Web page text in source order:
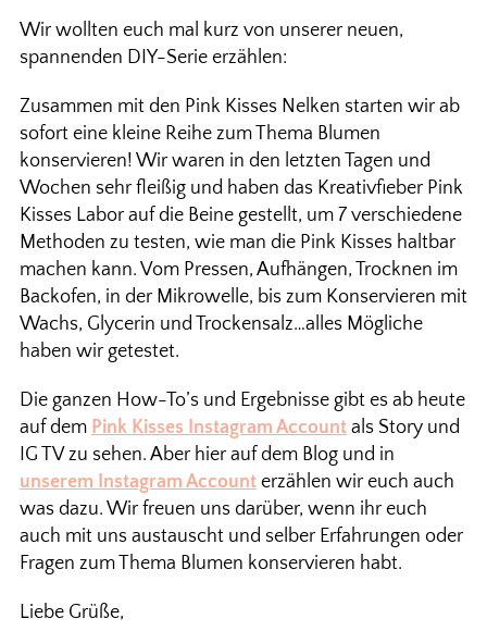
Wir wollten euch mal kurz von unserer neuen,
spannenden DIY-Serie erzählen:
Zusammen mit den Pink Kisses Nelken starten wir ab
sofort eine kleine Reihe zum Thema Blumen
konservieren! Wir waren in den letzten Tagen und
Wochen sehr fleißig und haben das Kreativfieber Pink
Kisses Labor auf die Beine gestellt, um 7 verschiedene
Methoden zu testen, wie man die Pink Kisses haltbar
machen kann. Vom Pressen, Aufhängen, Trocknen im
Backofen, in der Mikrowelle, bis zum Konservieren mit
Wachs, Glycerin und Trockensalz…alles Mögliche
haben wir getestet.
Die ganzen How-To’s und Ergebnisse gibt es ab heute
auf dem Pink Kisses Instagram Accountals Story und
IG TV zu sehen. Aber hier auf dem Blog und in
unserem Instagram Accounterzählen wir euch auch
was dazu. Wir freuen uns darüber, wenn ihr euch
auch mit uns austauscht und selber Erfahrungen oder
Fragen zum Thema Blumen konservieren habt.
Liebe Grüße,